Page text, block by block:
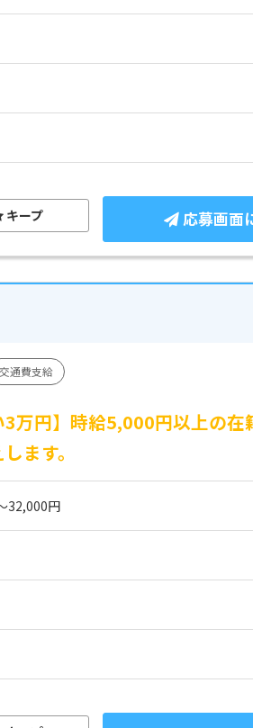
応募画面
キープ
交通費支給
万円】時給5,000円以上の
ます。
32,000円